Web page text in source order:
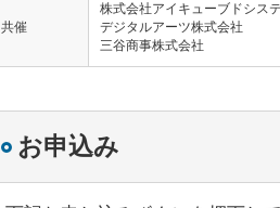
共催
株式会社アイキューブドシス
デジタルアーツ株式会社
三谷商事株式会社
お申込み